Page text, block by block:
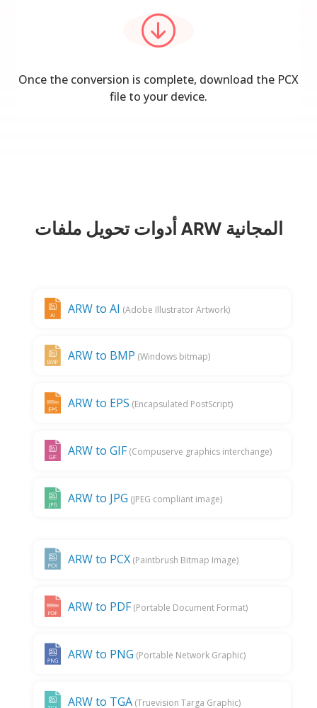
Once the conversion is complete, download the PCX
file to your device.
أدوات تحويل ملفات ARW المجانية
ARW to AI (Adobe Illustrator Artwork)
ARW to BMP (Windows bitmap)
ARW to EPS (Encapsulated PostScript)
ARW to GIF (Compuserve graphics interchange)
ARW to JPG (JPEG compliant image)
ARW to PCX (Paintbrush Bitmap Image)
ARW to PDF (Portable Document Format)
ARW to PNG (Portable Network Graphic)
ARW to TGA (Truevision Targa Graphic)